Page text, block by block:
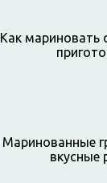
Как мариновать
Маринованные
вкусные